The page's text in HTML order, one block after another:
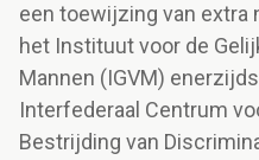
een toewijzing van extra
het Instituut voor de
Mannen (IGVM)
Interfederaal Centrum
Bestrijding van